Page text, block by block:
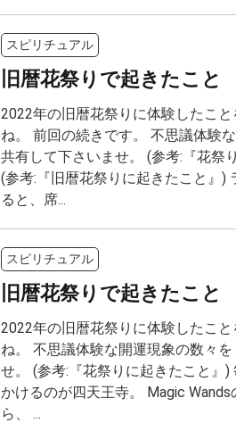
スピリチュアル
旧暦花祭りで起きたこ
2022年の旧暦花祭りに体験したこ
ね。 前回の続きです。 不思議体験
共有して下さいませ。 (参考:『花祭
(参考:『旧暦花祭りに起きたこと』)
ると、席...
スピリチュアル
旧暦花祭りで起きたこ
2022年の旧暦花祭りに体験したこ
ね。 不思議体験な開運現象の数々
せ。 (参考:『花祭りに起きたこと』)
かけるのが四天王寺。 Magic
ら、 ...